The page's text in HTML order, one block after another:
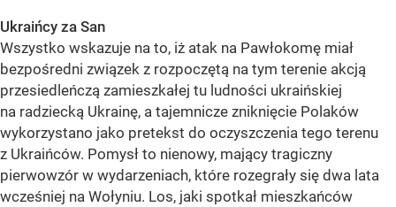
Ukraińcy za San
Wszystko wskazuje na to, iż atak na Pawłokomę miał
bezpośredni związek z rozpoczętą na tym terenie akcją
przesiedleńczą zamieszkałej tu ludności ukraińskiej
na radziecką Ukrainę, a tajemnicze zniknięcie Polaków
wykorzystano jako pretekst do oczyszczenia tego terenu
z Ukraińców. Pomysł to nienowy, mający tragiczny
pierwowzór w wydarzeniach, które rozegrały się dwa lata
wcześniej na Wołyniu. Los, jaki spotkał mieszkańców